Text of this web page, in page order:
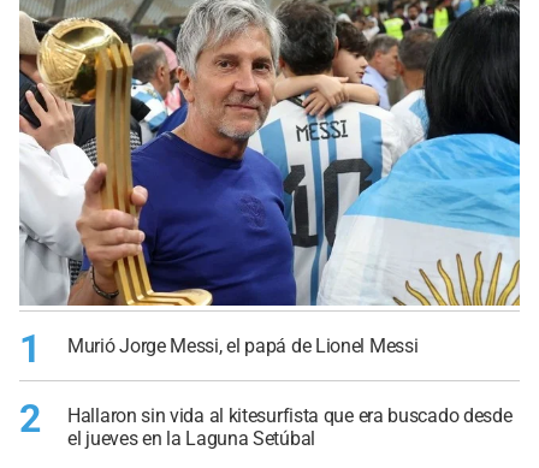
1 Murió Jorge Messi, el papá de Lionel Messi
2
Hallaron sin vida al kitesurfista que era buscado desde
el jueves en la Laguna Setúbal